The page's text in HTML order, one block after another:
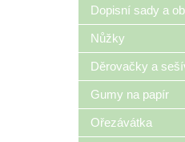
Dopisní sady a
Nůžky
Děrovačky a
Gumy na papír
Ořezávátka